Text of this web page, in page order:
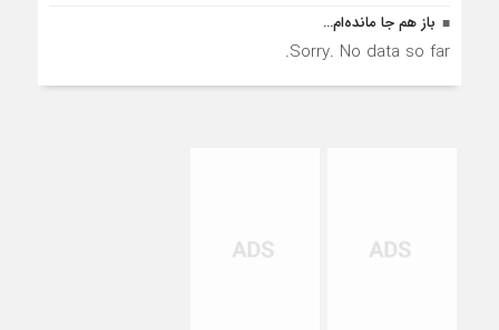
باز هم جا مانده‌ام…
Sorry. No data so far.